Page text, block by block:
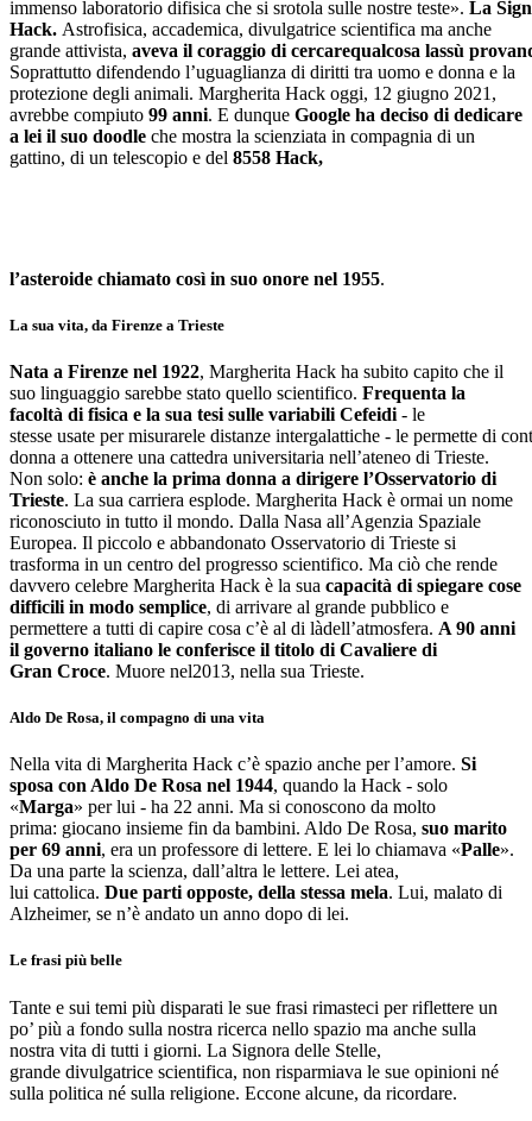
immenso laboratorio difisica che si srotola sulle nostre teste». La
Hack. Astrofisica, accademica, divulgatrice scientifica ma anche
grande attivista, aveva il coraggio di cercarequalcosa lassù
Soprattutto difendendo l’uguaglianza di diritti tra uomo e donna e la
protezione degli animali. Margherita Hack oggi, 12 giugno 2021,
avrebbe compiuto 99 anni. E dunque Google ha deciso di dedicare
a lei il suo doodle che mostra la scienziata in compagnia di un
gattino, di un telescopio e del 8558 Hack,
l’asteroide chiamato così in suo onore nel 1955.
La sua vita, da Firenze a Trieste
Nata a Firenze nel 1922, Margherita Hack ha subito capito che il
suo linguaggio sarebbe stato quello scientifico. Frequenta la
facoltà di fisica e la sua tesi sulle variabili Cefeidi - le
stesse usate per misurarele distanze intergalattiche - le permette di
donna a ottenere una cattedra universitaria nell’ateneo di Trieste.
Non solo: è anche la prima donna a dirigere l’Osservatorio di
Trieste. La sua carriera esplode. Margherita Hack è ormai un nome
riconosciuto in tutto il mondo. Dalla Nasa all’Agenzia Spaziale
Europea. Il piccolo e abbandonato Osservatorio di Trieste si
trasforma in un centro del progresso scientifico. Ma ciò che rende
davvero celebre Margherita Hack è la sua capacità di spiegare cose
difficili in modo semplice, di arrivare al grande pubblico e
permettere a tutti di capire cosa c’è al di làdell’atmosfera. A 90 anni
il governo italiano le conferisce il titolo di Cavaliere di
Gran Croce. Muore nel2013, nella sua Trieste.
Aldo De Rosa, il compagno di una vita
Nella vita di Margherita Hack c’è spazio anche per l’amore. Si
sposa con Aldo De Rosa nel 1944, quando la Hack - solo
«Marga» per lui - ha 22 anni. Ma si conoscono da molto
prima: giocano insieme fin da bambini. Aldo De Rosa, suo marito
per 69 anni, era un professore di lettere. E lei lo chiamava «Palle».
Da una parte la scienza, dall’altra le lettere. Lei atea,
lui cattolica. Due parti opposte, della stessa mela. Lui, malato di
Alzheimer, se n’è andato un anno dopo di lei.
Le frasi più belle
Tante e sui temi più disparati le sue frasi rimasteci per riflettere un
po’ più a fondo sulla nostra ricerca nello spazio ma anche sulla
nostra vita di tutti i giorni. La Signora delle Stelle,
grande divulgatrice scientifica, non risparmiava le sue opinioni né
sulla politica né sulla religione. Eccone alcune, da ricordare.